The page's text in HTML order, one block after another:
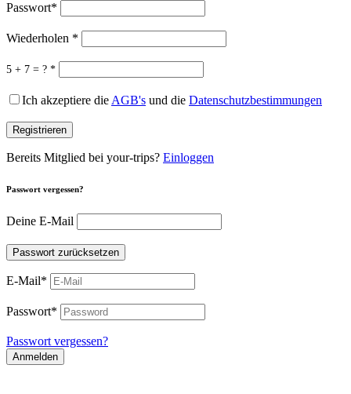
Passwort*
Wiederholen *
5 + 7 = ? *
Ich akzeptiere die AGB's und die Datenschutzbestimmungen
Registrieren
Bereits Mitglied bei your-trips? Einloggen
Passwort vergessen?
Deine E-Mail
Passwort zurücksetzen
E-Mail*
Passwort*
Passwort vergessen?
Anmelden